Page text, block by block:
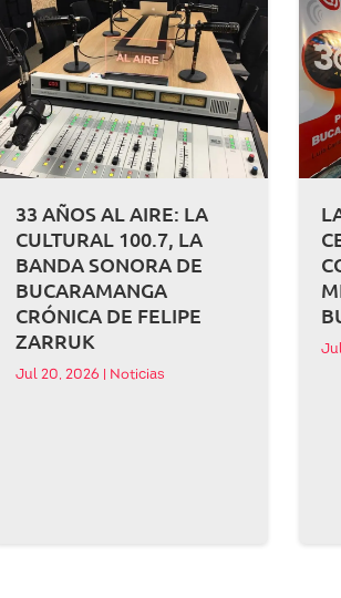
33 AÑOS AL AIRE: LA
CULTURAL 100.7, LA
BANDA SONORA DE
BUCARAMANGA
CRÓNICA DE FELIPE
ZARRUK
Jul 20, 2026 Noticias